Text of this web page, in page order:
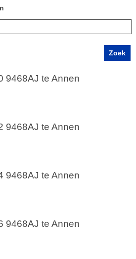
9468AJ te Annen
9468AJ te Annen
9468AJ te Annen
9468AJ te Annen